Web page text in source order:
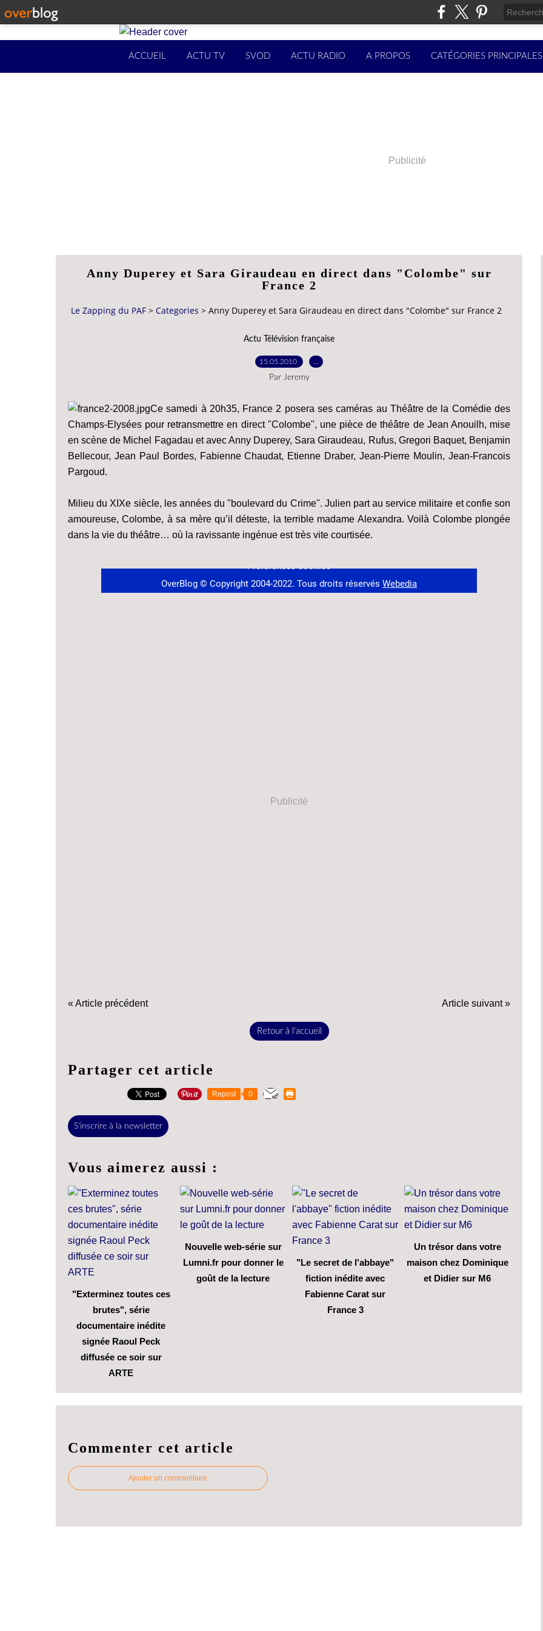
ACCUEIL ACTU TV SVOD ACTU RADIO A PROPOS CATÉGORIES PRINCIPALES
Publicité
Anny Duperey et Sara Giraudeau en direct dans "Colombe" sur
France 2
Le Zapping du PAF > Categories > Anny Duperey et Sara Giraudeau en direct dans "Colombe" sur France 2
Actu Télévision française
15.05.2010
Par Jeremy
Ce samedi à 20h35, France 2 posera ses caméras au Théâtre de la Comédie des
Champs-Elysées pour retransmettre en direct "Colombe", une pièce de théâtre de Jean Anouilh, mise
en scène de Michel Fagadau et avec Anny Duperey, Sara Giraudeau, Rufus, Gregori Baquet, Benjamin
Bellecour, Jean Paul Bordes, Fabienne Chaudat, Etienne Draber, Jean-Pierre Moulin, Jean-Francois
Pargoud.
Milieu du XIXe siècle, les années du "boulevard du Crime". Julien part au service militaire et confie son
amoureuse, Colombe, à sa mère qu’il déteste, la terrible madame Alexandra. Voilà Colombe plongée
dans la vie du théâtre… où la ravissante ingénue est très vite courtisée.
Publicité
« Article précédent Article suivant »
Retour à l'accueil
Partager cet article
Repost 0
S'inscrire à la newsletter
Vous aimerez aussi :
"Exterminez toutes ces
brutes", série
documentaire inédite
signée Raoul Peck
diffusée ce soir sur
ARTE
Nouvelle web-série sur
Lumni.fr pour donner le
goût de la lecture
"Le secret de l'abbaye"
fiction inédite avec
Fabienne Carat sur
France 3
Un trésor dans votre
maison chez Dominique
et Didier sur M6
Commenter cet article
Ajouter un commentaire